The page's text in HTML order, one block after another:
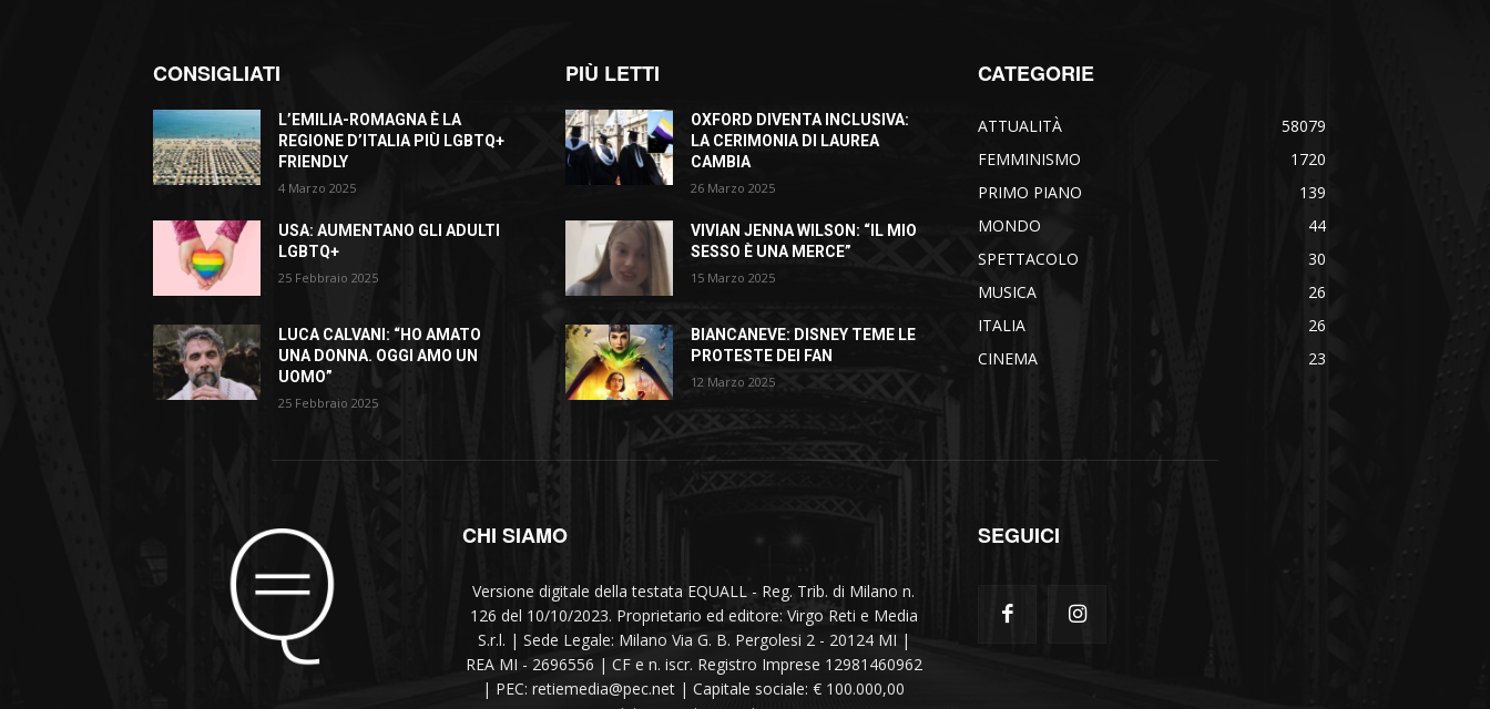
CONSIGLIATI
L’EMILIA-ROMAGNA È LA
REGIONE D’ITALIA PIÙ LGBTQ+
FRIENDLY
4 Marzo 2025
USA: AUMENTANO GLI ADULTI
LGBTQ+
25 Febbraio 2025
LUCA CALVANI: “HO AMATO
UNA DONNA. OGGI AMO UN
UOMO”
25 Febbraio 2025
PIÙ LETTI
OXFORD DIVENTA INCLUSIVA:
LA CERIMONIA DI LAUREA
CAMBIA
26 Marzo 2025
VIVIAN JENNA WILSON: “IL MIO
SESSO È UNA MERCE”
15 Marzo 2025
BIANCANEVE: DISNEY TEME LE
PROTESTE DEI FAN
12 Marzo 2025
CATEGORIE
ATTUALITÀ
58079
FEMMINISMO
1720
PRIMO PIANO
139
MONDO
44
SPETTACOLO
30
MUSICA
26
ITALIA
26
CINEMA
23
CHI SIAMO
Versione digitale della testata EQUALL - Reg. Trib. di Milano n.
126 del 10/10/2023. Proprietario ed editore: Virgo Reti e Media
S.r.l. | Sede Legale: Milano Via G. B. Pergolesi 2 - 20124 MI |
REA MI - 2696556 | CF e n. iscr. Registro Imprese 12981460962
| PEC: retiemedia@pec.net | Capitale sociale: € 100.000,00
SEGUICI